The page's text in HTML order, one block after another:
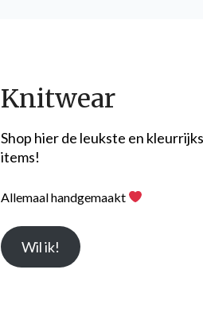
Knitwear
Shop hier de leukste en
items!
Allemaal handgemaakt
Wil ik!